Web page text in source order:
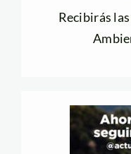
Recibirás